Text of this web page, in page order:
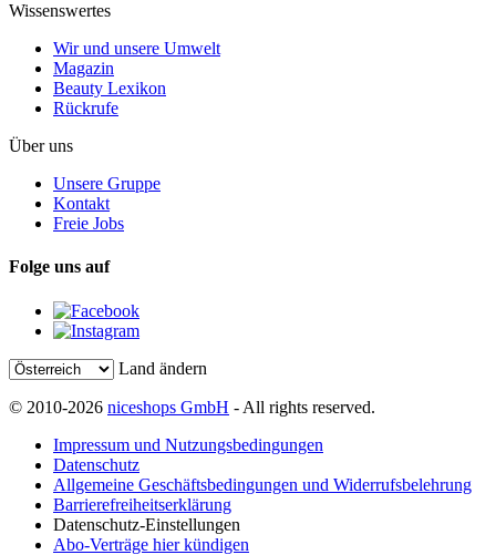
Wissenswertes
Wir und unsere Umwelt
Magazin
Beauty Lexikon
Rückrufe
Über uns
Unsere Gruppe
Kontakt
Freie Jobs
Folge uns auf
Land ändern
© 2010-2026 niceshops GmbH - All rights reserved.
Impressum und Nutzungsbedingungen
Datenschutz
Allgemeine Geschäftsbedingungen und Widerrufsbelehrung
Barrierefreiheitserklärung
Datenschutz-Einstellungen
Abo-Verträge hier kündigen